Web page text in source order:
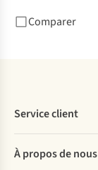
Comparer
Service client
Commander
À propos de nous